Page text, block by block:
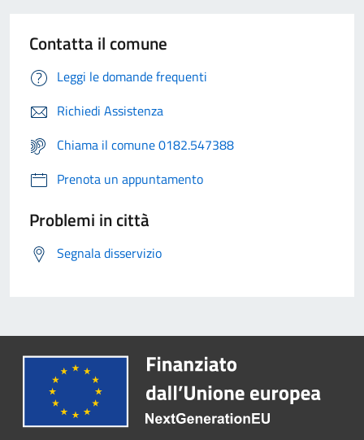
Contatta il comune
Leggi le domande frequenti
Richiedi Assistenza
Chiama il comune 0182.547388
Prenota un appuntamento
Problemi in città
Segnala disservizio